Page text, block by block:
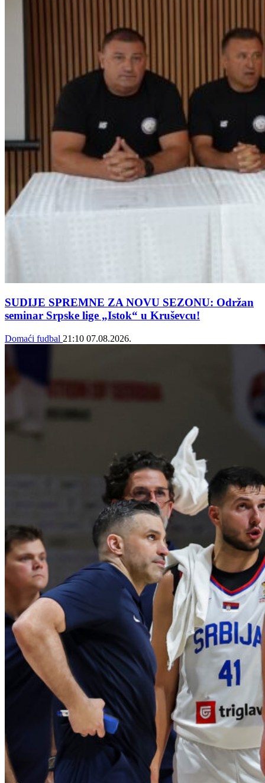
SUDIJE SPREMNE ZA NOVU SEZONU: Održan
seminar Srpske lige „Istok“ u Kruševcu!
Domaći fudbal 21:10 07.08.2026.